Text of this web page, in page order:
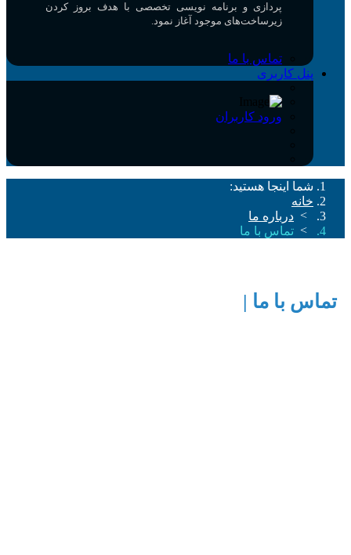
پردازی و برنامه نویسی تخصصی با هدف بروز کردن
زیرساخت‌های موجود آغاز نمود.
تماس با ما
پنل کاربری
ورود کاربران
شما اینجا هستید:
خانه
درباره ما
تماس با ما
تماس با ما |